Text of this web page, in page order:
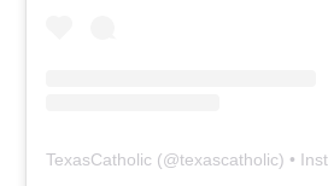
TexasCatholic (@texascatholic) •